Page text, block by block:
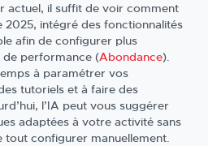
actuel, il suffit de voir comment
2025, intégré des fonctionnalités
afin de configurer plus
performance (Abondance).
à paramétrer vos
tutoriels et à faire des
l’IA peut vous suggérer
adaptées à votre activité sans
tout configurer manuellement.